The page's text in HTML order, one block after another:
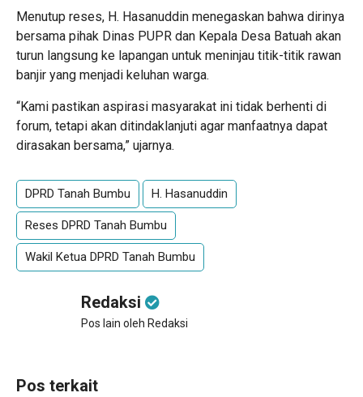
Menutup reses, H. Hasanuddin menegaskan bahwa dirinya
bersama pihak Dinas PUPR dan Kepala Desa Batuah akan
turun langsung ke lapangan untuk meninjau titik-titik rawan
banjir yang menjadi keluhan warga.
“Kami pastikan aspirasi masyarakat ini tidak berhenti di
forum, tetapi akan ditindaklanjuti agar manfaatnya dapat
dirasakan bersama,” ujarnya.
DPRD Tanah Bumbu H. Hasanuddin
Reses DPRD Tanah Bumbu
Wakil Ketua DPRD Tanah Bumbu
Redaksi
Pos lain oleh Redaksi
Pos terkait